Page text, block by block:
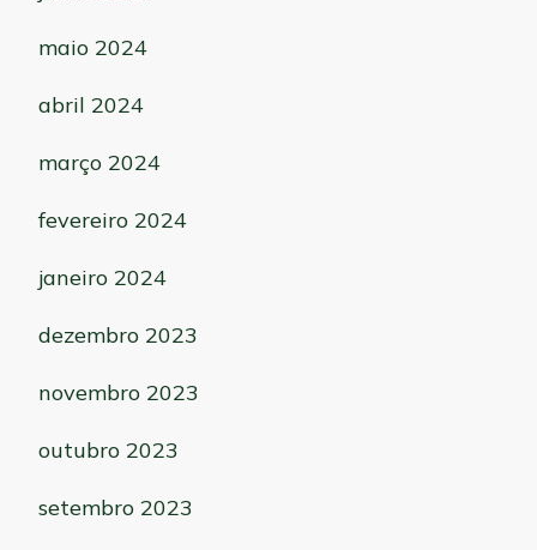
maio 2024
abril 2024
março 2024
fevereiro 2024
janeiro 2024
dezembro 2023
novembro 2023
outubro 2023
setembro 2023